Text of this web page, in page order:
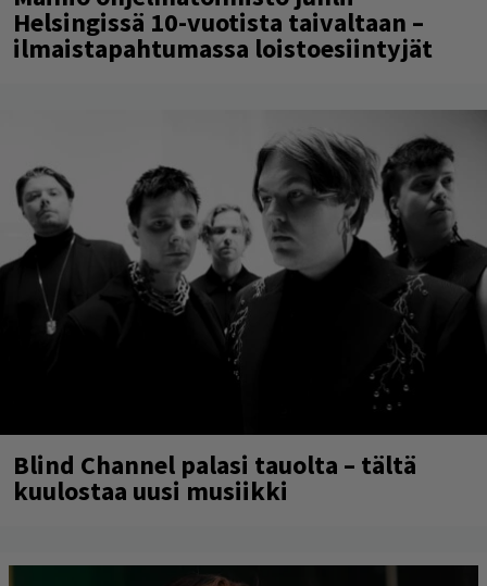
Helsingissä 10-vuotista taivaltaan –
ilmaistapahtumassa loistoesiintyjät
Blind Channel palasi tauolta – tältä
kuulostaa uusi musiikki